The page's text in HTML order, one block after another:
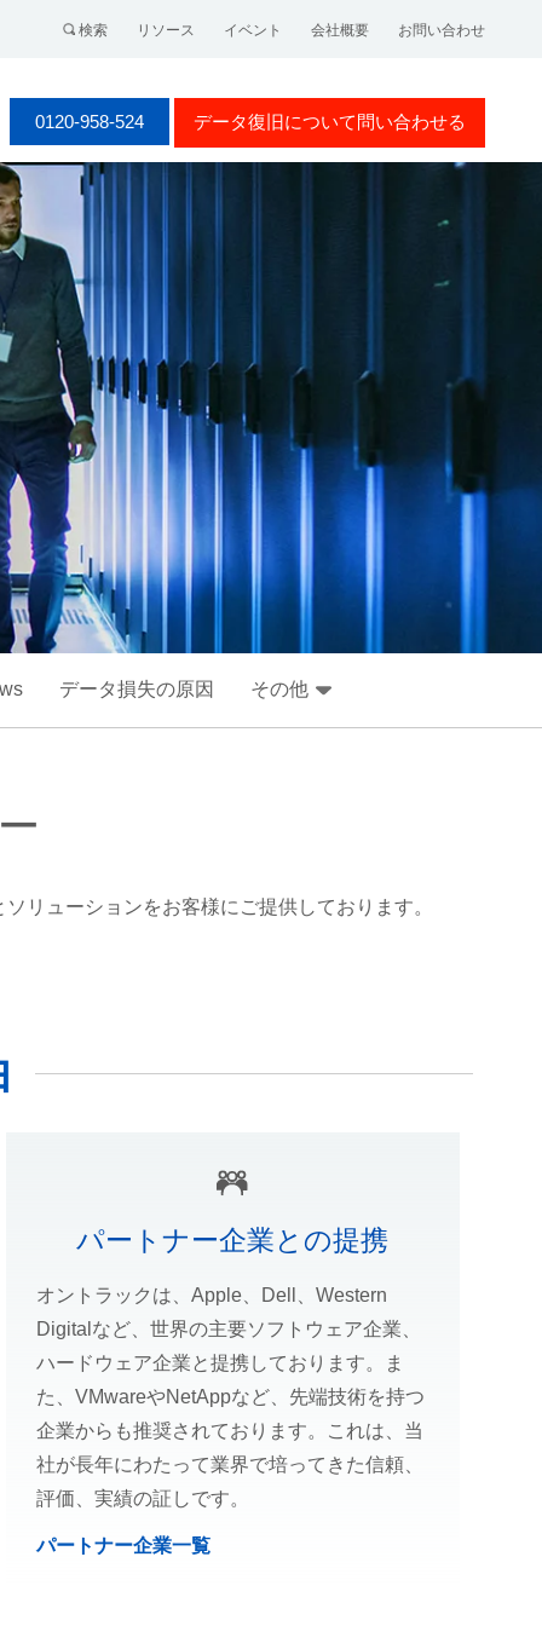
検索 リソース イベント 会社概要 お問い合わせ
0120-958-524 データ復旧について問い合わせる
データ損失の原因 その他
リューションをお客様にご提供しております。
パートナー企業との提携
オントラックは、Apple、Dell、Western
Digitalなど、世界の主要ソフトウェア企業、
ハードウェア企業と提携しております。ま
た、VMwareやNetAppなど、先端技術を持つ
企業からも推奨されております。これは、当
社が長年にわたって業界で培ってきた信頼、
評価、実績の証しです。
パートナー企業一覧